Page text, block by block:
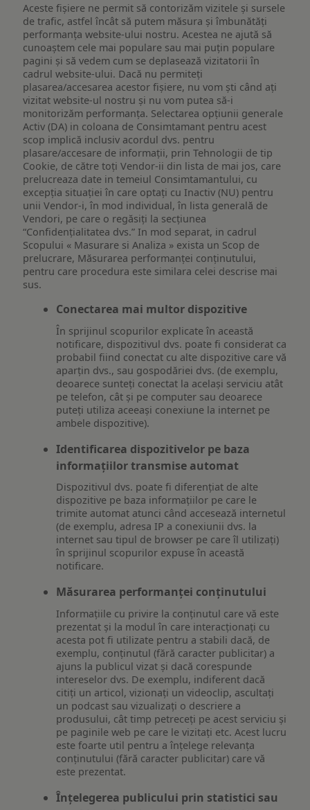
Aceste fișiere ne permit să contorizăm vizitele și sursele
de trafic, astfel încât să putem măsura și îmbunătăți
performanța website-ului nostru. Acestea ne ajută să
cunoaștem cele mai populare sau mai puțin populare
pagini și să vedem cum se deplasează vizitatorii în
cadrul website-ului. Dacă nu permiteți
plasarea/accesarea acestor fișiere, nu vom ști când ați
vizitat website-ul nostru și nu vom putea să-i
monitorizăm performanța. Selectarea opțiunii generale
Activ (DA) in coloana de Consimtamant pentru acest
scop implică inclusiv acordul dvs. pentru
plasare/accesare de informații, prin Tehnologii de tip
Cookie, de către toți Vendor-ii din lista de mai jos, care
prelucreaza date in temeiul Consimtamantului, cu
excepția situației în care optați cu Inactiv (NU) pentru
unii Vendor-i, în mod individual, în lista generală de
Vendori, pe care o regăsiți la secțiunea
“Confidențialitatea dvs.” In mod separat, in cadrul
Scopului « Masurare si Analiza » exista un Scop de
prelucrare, Măsurarea performanței conținutului,
pentru care procedura este similara celei descrise mai
sus.
Conectarea mai multor dispozitive
În sprijinul scopurilor explicate în această
notificare, dispozitivul dvs. poate fi considerat ca
probabil fiind conectat cu alte dispozitive care vă
aparțin dvs., sau gospodăriei dvs. (de exemplu,
deoarece sunteți conectat la același serviciu atât
pe telefon, cât și pe computer sau deoarece
puteți utiliza aceeași conexiune la internet pe
ambele dispozitive).
Identificarea dispozitivelor pe baza
informațiilor transmise automat
Dispozitivul dvs. poate fi diferențiat de alte
dispozitive pe baza informațiilor pe care le
trimite automat atunci când accesează internetul
(de exemplu, adresa IP a conexiunii dvs. la
internet sau tipul de browser pe care îl utilizați)
în sprijinul scopurilor expuse în această
notificare.
Măsurarea performanței conținutului
Informațiile cu privire la conținutul care vă este
prezentat și la modul în care interacționați cu
acesta pot fi utilizate pentru a stabili dacă, de
exemplu, conținutul (fără caracter publicitar) a
ajuns la publicul vizat și dacă corespunde
intereselor dvs. De exemplu, indiferent dacă
citiți un articol, vizionați un videoclip, ascultați
un podcast sau vizualizați o descriere a
produsului, cât timp petreceți pe acest serviciu și
pe paginile web pe care le vizitați etc. Acest lucru
este foarte util pentru a înțelege relevanța
conținutului (fără caracter publicitar) care vă
este prezentat.
Înțelegerea publicului prin statistici sau